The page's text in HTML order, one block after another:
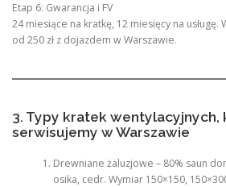
Etap 6: Gwarancja i FV
24 miesiące na kratkę, 12 miesięcy na usługę.
od 250 zł z dojazdem w Warszawie.
3. Typy kratek wentylacyjnych,
serwisujemy w Warszawie
Drewniane żaluzjowe – 80% saun
osika, cedr. Wymiar 150×150,